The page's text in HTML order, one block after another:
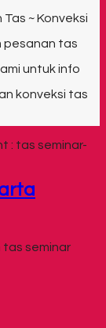
~ Konveksi
pesanan tas
untuk info
konveksi tas
: tas seminar-
tas seminar